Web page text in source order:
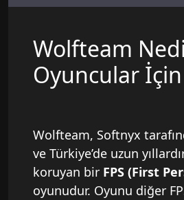
Wolfteam
Oyuncular
Wolfteam, Softnyx
ve Türkiye’de uzun
koruyan bir FPS (First
oyunudur. Oyunu diğer